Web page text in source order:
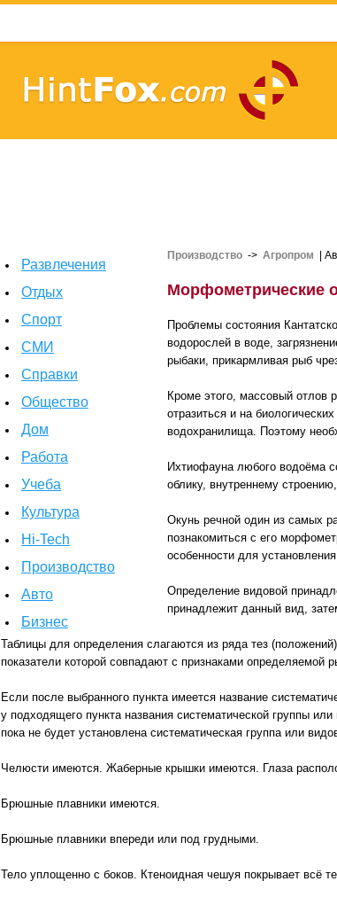
Развлечения
Отдых
Спорт
СМИ
Справки
Общество
Дом
Работа
Учеба
Культура
Hi-Tech
Производство
Авто
Бизнес
Производство -> Агропром |
Морфометрические
Проблемы состояния
водорослей в воде,
рыбаки, прикармливая рыб
Кроме этого, массовый отлов
отразиться и на
водохранилища. Поэтому
Ихтиофауна любого водоёма
облику, внутреннему
Окунь речной один из самых
познакомиться с его
особенности для
Определение видовой
принадлежит данный вид,
Таблицы для определения слагаются из ряда тез
показатели которой совпадают с признаками определяемой
Если после выбранного пункта имеется название
у подходящего пункта названия систематической группы
пока не будет установлена систематическая группа или
Челюсти имеются. Жаберные крышки имеются. Глаза
Брюшные плавники имеются.
Брюшные плавники впереди или под грудными.
Тело уплощенно с боков. Ктеноидная чешуя покрывает всё